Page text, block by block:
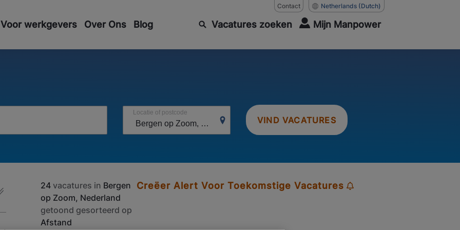
Contact Netherlands (Dutch)
Voor werkgevers Over Ons Blog Vacatures zoeken Mijn Manpower
Locatie of postcode
VIND VACATURES
24vacatures in Bergen
op Zoom, Nederland
getoond gesorteerd op
Afstand
Creëer Alert Voor Toekomstige Vacatures